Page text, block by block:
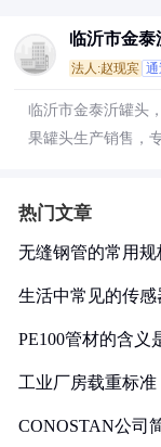
临沂市金泰
法人:赵现宾 通
临沂市金泰沂罐头
果罐头生产销售，
热门文章
无缝钢管的常用规
生活中常见的传
PE100管材的含义
工业厂房载重标
CONOSTAN公司